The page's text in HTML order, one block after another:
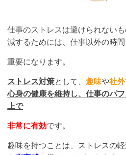
仕事のストレスは避けられない
減するためには、仕事以外の時
重要になります。
ストレス対策として、 趣味や社
心身の健康を維持し、仕事のパ
上で
非常に有効です。
趣味を持つことは、ストレスの軽